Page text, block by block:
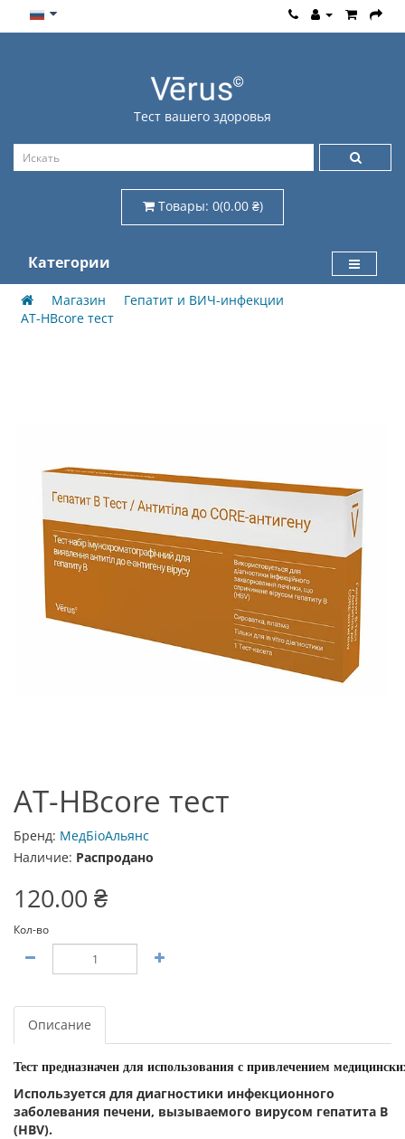
Тест вашего здоровья
Товары: 0(0.00 ₴)
Категории
Магазин
Гепатит и ВИЧ-инфекции
AT-HBcore тест
AT-HBcore тест
Бренд: МедБіоАльянс
Наличие: Распродано
120.00 ₴
Кол-во
Описание
Тест предназначен для использования с привлечением
Используется для диагностики инфекционного
заболевания печени, вызываемого вирусом гепатита В
(HВV).